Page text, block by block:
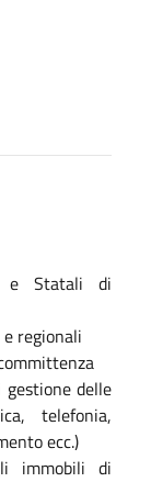
e Statali di
regionali
delle
telefonia,
ecc.)
immobili di